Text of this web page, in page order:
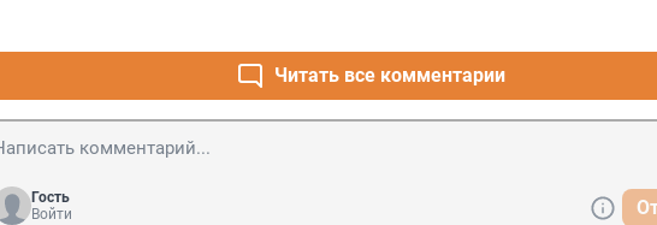
Читать все комментарии
Гость
Войти